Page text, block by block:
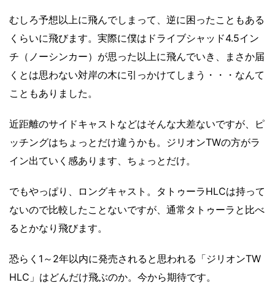
むしろ予想以上に飛んでしまって、逆に困ったこともある
くらいに飛びます。実際に僕はドライブシャッド4.5イン
チ（ノーシンカー）が思った以上に飛んでいき、まさか届
くとは思わない対岸の木に引っかけてしまう・・・なんて
こともありました。
近距離のサイドキャストなどはそんな大差ないですが、ピ
ッチングはちょっとだけ違うかも。ジリオンTWの方がラ
イン出ていく感あります、ちょっとだけ。
でもやっぱり、ロングキャスト。タトゥーラHLCは持って
ないので比較したことないですが、通常タトゥーラと比べ
るとかなり飛びます。
恐らく1～2年以内に発売されると思われる「ジリオンTW
HLC」はどんだけ飛ぶのか。今から期待です。